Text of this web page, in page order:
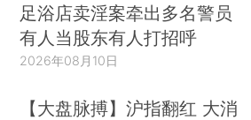
足浴店卖淫案牵出多名警员
有人当股东有人打招呼
2026年08月10日
【大盘脉搏】沪指翻红 大消